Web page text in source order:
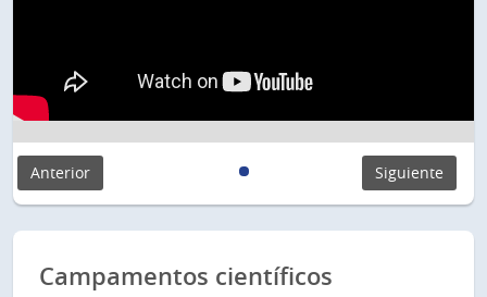
Anterior Siguiente
Campamentos científicos